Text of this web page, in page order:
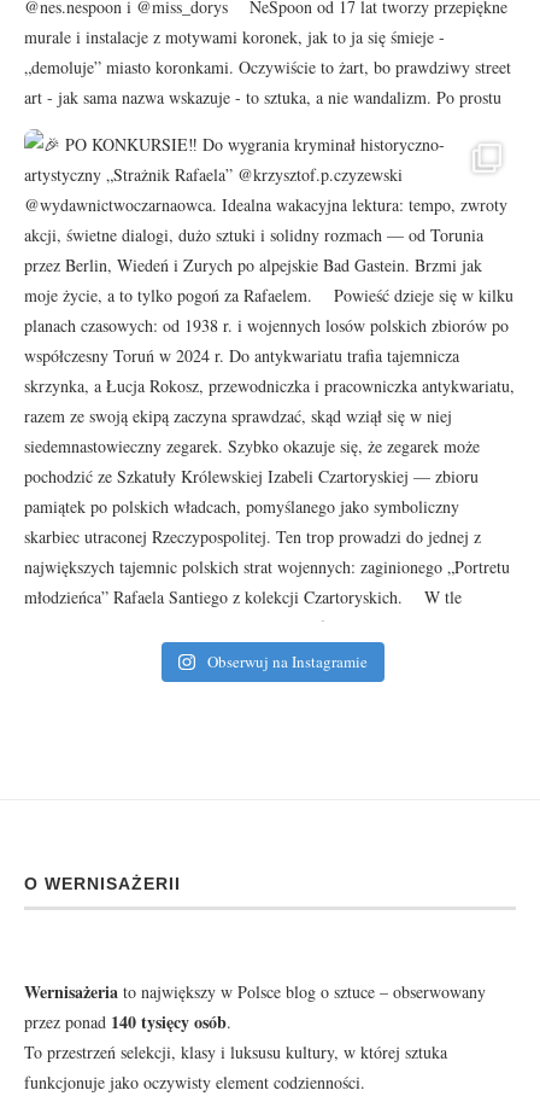
Obserwuj na Instagramie
O WERNISAŻERII
Wernisażeria to największy w Polsce blog o sztuce – obserwowany
przez ponad 140 tysięcy osób.
To przestrzeń selekcji, klasy i luksusu kultury, w której sztuka
funkcjonuje jako oczywisty element codzienności.